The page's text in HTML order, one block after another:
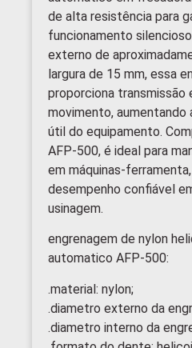
de alta resistência para
funcionamento
externo de
largura de 15 mm, essa
proporciona transmissão
movimento, aumentando
útil do equipamento.
AFP-500, é ideal para
em máquinas-
desempenho confiável
usinagem.
engrenagem de nylon
automatico AFP-500:
.material: nylon;
.diametro externo da
.diametro interno da